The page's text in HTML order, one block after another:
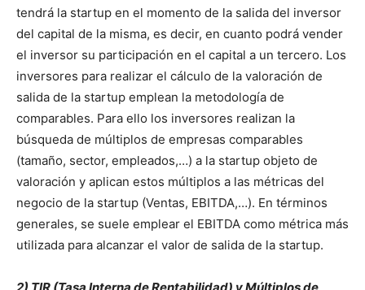
tendrá la startup en el momento de la salida del inversor
del capital de la misma, es decir, en cuanto podrá vender
el inversor su participación en el capital a un tercero. Los
inversores para realizar el cálculo de la valoración de
salida de la startup emplean la metodología de
comparables. Para ello los inversores realizan la
búsqueda de múltiplos de empresas comparables
(tamaño, sector, empleados,…) a la startup objeto de
valoración y aplican estos múltiplos a las métricas del
negocio de la startup (Ventas, EBITDA,…). En términos
generales, se suele emplear el EBITDA como métrica más
utilizada para alcanzar el valor de salida de la startup.